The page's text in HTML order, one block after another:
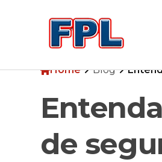
Home
Produtos
Blog
Pesquisa
Contato
Home Blog
de